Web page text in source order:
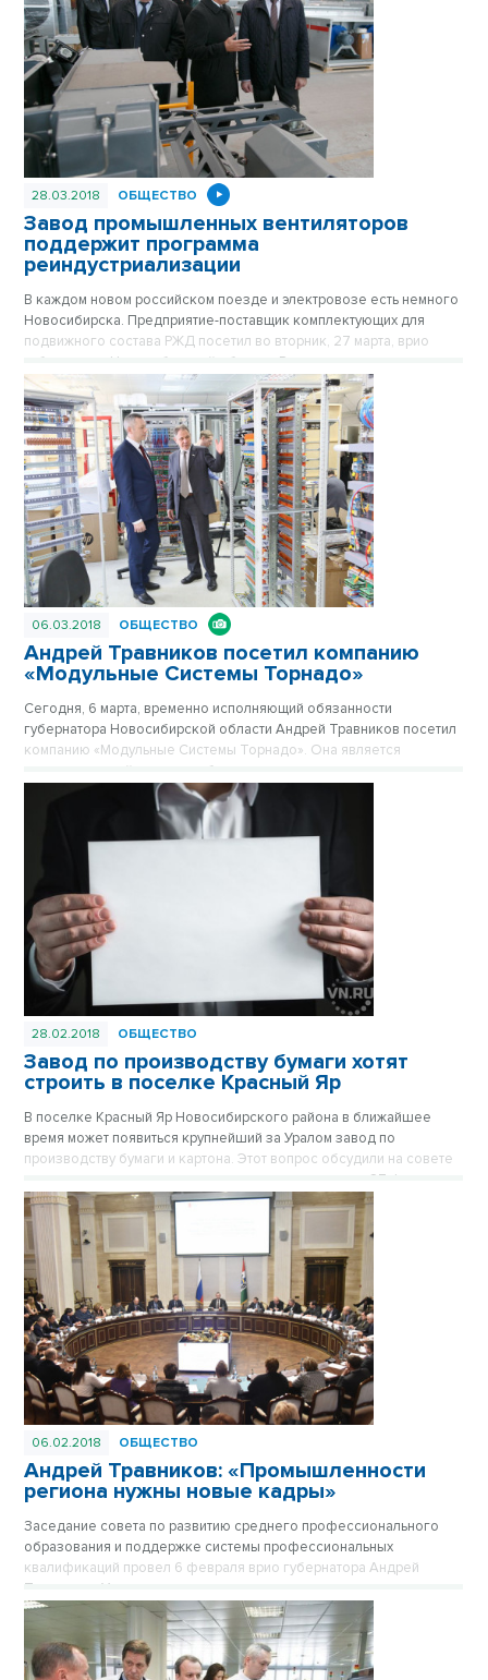
28.03.2018 ОБЩЕСТВО
Завод промышленных вентиляторов
поддержит программа
реиндустриализации
В каждом новом российском поезде и электровозе есть немного
Новосибирска. Предприятие-поставщик комплектующих для
подвижного состава РЖД посетил во вторник, 27 марта, врио
губернатора Новосибирской области. Разговор шел о
реиндустриализации.
06.03.2018 ОБЩЕСТВО
Андрей Травников посетил компанию
«Модульные Системы Торнадо»
Сегодня, 6 марта, временно исполняющий обязанности
губернатора Новосибирской области Андрей Травников посетил
компанию «Модульные Системы Торнадо». Она является
ведущим российским разработчиком и производителем средств
автоматизации, систем управления и программно-технических
комплексов. Руководитель региона ознакомился с действующим
производством и перспективами развития предприятия.
28.02.2018 ОБЩЕСТВО
Завод по производству бумаги хотят
строить в поселке Красный Яр
В поселке Красный Яр Новосибирского района в ближайшее
время может появиться крупнейший за Уралом завод по
производству бумаги и картона. Этот вопрос обсудили на совете
по инвестициям при врио главы региона во вторник, 27 февраля.
06.02.2018 ОБЩЕСТВО
Андрей Травников: «Промышленности
региона нужны новые кадры»
Заседание совета по развитию среднего профессионального
образования и поддержке системы профессиональных
квалификаций провел 6 февраля врио губернатора Андрей
Травников. Участники заседания рассмотрели вопросы
реализации мероприятий «дорожной карты», внедрения
регионального стандарта кадрового обеспечения
промышленного роста в Новосибирской области, ход
выполнения мероприятий по формированию региональной